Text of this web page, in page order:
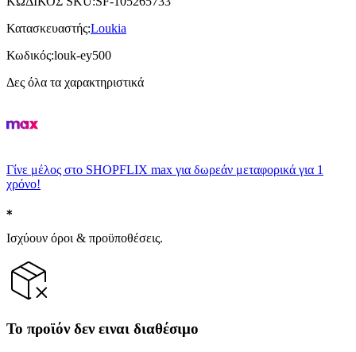
Κατασκευαστής:Loukia
Κωδικός:louk-ey500
Δες όλα τα χαρακτηριστικά
Γίνε μέλος στο SHOPFLIX max για δωρεάν μεταφορικά για 1
χρόνο!
Ισχύουν όροι & προϋποθέσεις.
Το προϊόν δεν ειναι διαθέσιμο